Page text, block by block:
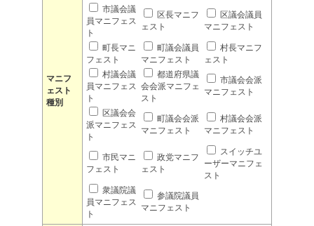
マニフ
ェスト
種別
市議会議
員マニフェス
ト
区長マニフ
ェスト
区議会議員
マニフェスト
町長マニ
フェスト
町議会議員
マニフェスト
村長マニフ
ェスト
村議会議
員マニフェス
ト
都道府県議
会会派マニフェ
スト
市議会会派
マニフェスト
区議会会
派マニフェス
ト
町議会会派
マニフェスト
村議会会派
マニフェスト
市民マニ
フェスト
政党マニフ
ェスト
スイッチユ
ーザーマニフェ
スト
衆議院議
員マニフェス
ト
参議院議員
マニフェスト